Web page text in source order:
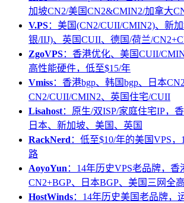
加坡CN2/美国CN2&CMIN2/加拿大
V.PS：美国(CN2/CUII/CMIN2)、新
银/IIJ)、英国CUII、德国/荷兰/
ZgoVPS：香港优化、美国CUII/
高性能硬件，低至$15/年
Vmiss：香港bgp、韩国bgp、日本
CN2/CUII/CMIN2、英国住宅/CUII
Lisahost：原生/双ISP/家庭住宅IP，
日本、新加坡、美国、英国
RackNerd ：低至$10/年的美国VPS
路
AoyoYun ：14年历史VPS老品牌，香
CN2+BGP、日本BGP、美国三网全
HostWinds：14年历史美国老品牌，